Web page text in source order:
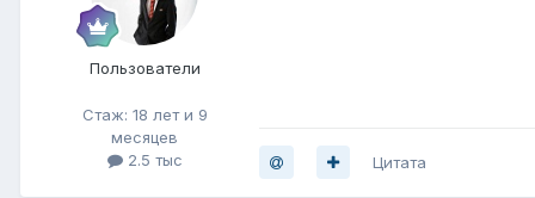
Пользователи
Стаж: 18 лет и 9
месяцев
2.5 тыс
Цитата